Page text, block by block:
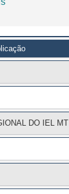
DO IEL MT